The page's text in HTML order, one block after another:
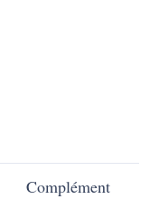
Complément